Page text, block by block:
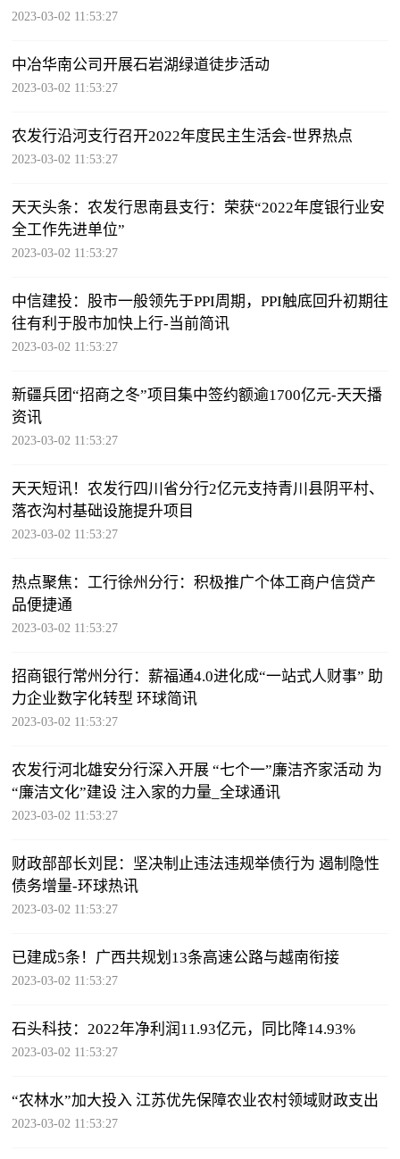
2023-03-02 11:53:27
中冶华南公司开展石岩湖绿道徒步活动
2023-03-02 11:53:27
农发行沿河支行召开2022年度民主生活会-世界热点
2023-03-02 11:53:27
天天头条：农发行思南县支行：荣获“2022年度银行业安
全工作先进单位”
2023-03-02 11:53:27
中信建投：股市一般领先于PPI周期，PPI触底回升初期往
往有利于股市加快上行-当前简讯
2023-03-02 11:53:27
新疆兵团“招商之冬”项目集中签约额逾1700亿元-天天播
资讯
2023-03-02 11:53:27
天天短讯！农发行四川省分行2亿元支持青川县阴平村、
落衣沟村基础设施提升项目
2023-03-02 11:53:27
热点聚焦：工行徐州分行：积极推广个体工商户信贷产
品便捷通
2023-03-02 11:53:27
招商银行常州分行：薪福通4.0进化成“一站式人财事” 助
力企业数字化转型 环球简讯
2023-03-02 11:53:27
农发行河北雄安分行深入开展 “七个一”廉洁齐家活动 为
“廉洁文化”建设 注入家的力量_全球通讯
2023-03-02 11:53:27
财政部部长刘昆：坚决制止违法违规举债行为 遏制隐性
债务增量-环球热讯
2023-03-02 11:53:27
已建成5条！广西共规划13条高速公路与越南衔接
2023-03-02 11:53:27
石头科技：2022年净利润11.93亿元，同比降14.93%
2023-03-02 11:53:27
“农林水”加大投入 江苏优先保障农业农村领域财政支出
2023-03-02 11:53:27